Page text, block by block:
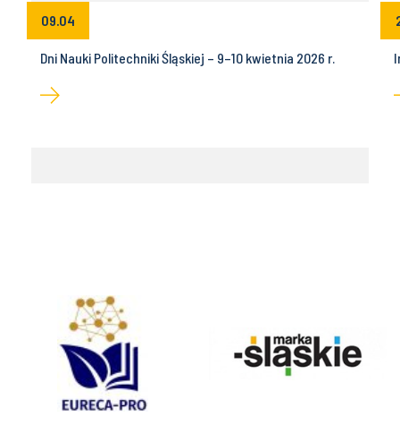
09.04
Dni Nauki Politechniki Śląskiej – 9–10 kwietnia 2026 r.